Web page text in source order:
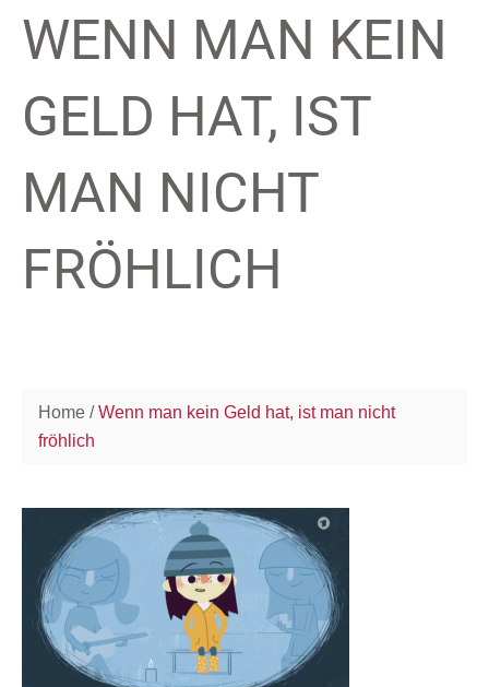
WENN MAN KEIN
GELD HAT, IST
MAN NICHT
FRÖHLICH
Home
Wenn man kein Geld hat, ist man nicht
fröhlich